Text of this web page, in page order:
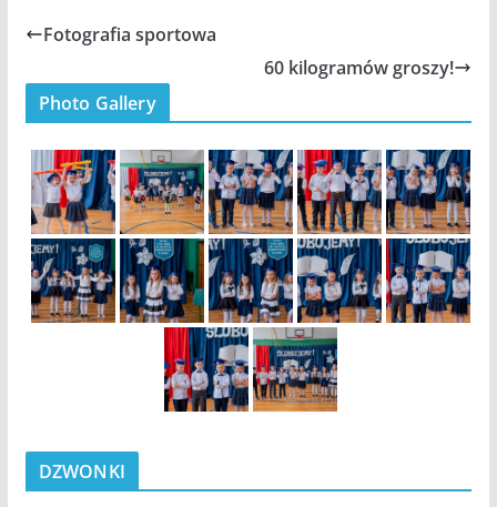
Fotografia sportowa
60 kilogramów groszy!
Photo Gallery
DZWONKI